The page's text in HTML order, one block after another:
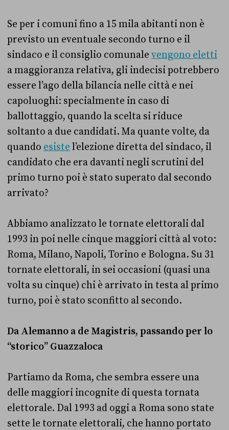
Se per i comuni fino a 15 mila abitanti non è
previsto un eventuale secondo turno e il
sindaco e il consiglio comunale vengono eletti
a maggioranza relativa, gli indecisi potrebbero
essere l’ago della bilancia nelle città e nei
capoluoghi: specialmente in caso di
ballottaggio, quando la scelta si riduce
soltanto a due candidati. Ma quante volte, da
quando esiste l’elezione diretta del sindaco, il
candidato che era davanti negli scrutini del
primo turno poi è stato superato dal secondo
arrivato?
Abbiamo analizzato le tornate elettorali dal
1993 in poi nelle cinque maggiori città al voto:
Roma, Milano, Napoli, Torino e Bologna. Su 31
tornate elettorali, in sei occasioni (quasi una
volta su cinque) chi è arrivato in testa al primo
turno, poi è stato sconfitto al secondo.
Da Alemanno a de Magistris, passando per lo
“storico” Guazzaloca
Partiamo da Roma, che sembra essere una
delle maggiori incognite di questa tornata
elettorale. Dal 1993 ad oggi a Roma sono state
sette le tornate elettorali, che hanno portato